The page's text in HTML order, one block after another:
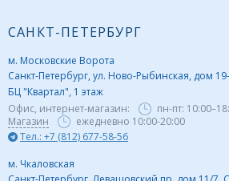
САНКТ-ПЕТЕРБУРГ
м. Московские Ворота
Санкт-Петербург, ул. Ново-Рыбинская, дом
БЦ "Квартал", 1 этаж
Офис, интернет-магазин:
пн-пт:
Магазин
ежедневно 10:00-20:00
Тел.: +7 (812) 677-58-56
м. Чкаловская